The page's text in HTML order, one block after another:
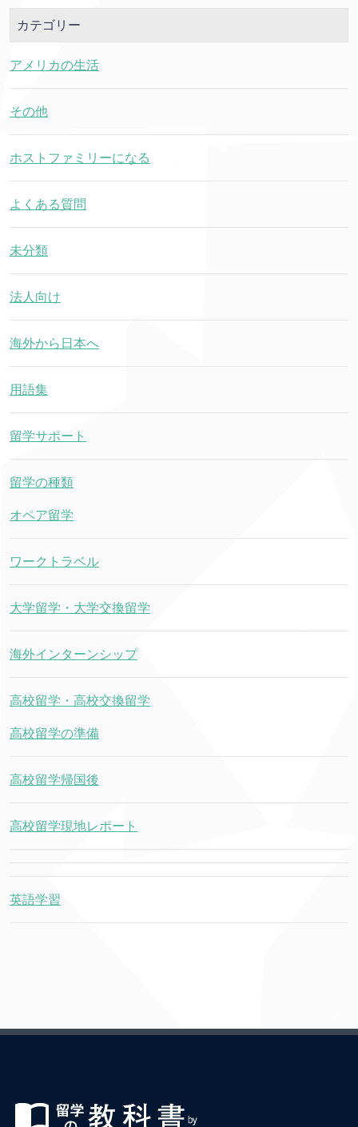
カテゴリー
アメリカの生活
その他
ホストファミリーになる
よくある質問
未分類
法人向け
海外から日本へ
用語集
留学サポート
留学の種類
オペア留学
ワークトラベル
大学留学・大学交換留学
海外インターンシップ
高校留学・高校交換留学
高校留学の準備
高校留学帰国後
高校留学現地レポート
英語学習